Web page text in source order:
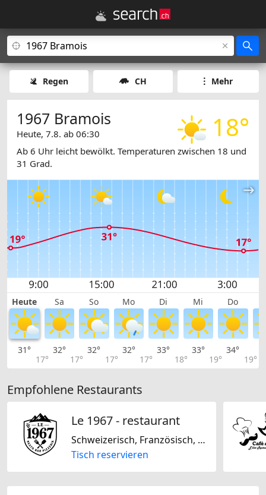
Regen CH Mehr
18°
1967 Bramois
Heute, 7.8. ab 06:30
Ab 6 Uhr leicht bewölkt. Temperaturen zwischen 18 und
31 Grad.
Heute Sa So Mo Di Mi Do
31°
17°
32°
17°
32°
17°
32°
17°
33°
18°
33°
19°
34°
19°
Empfohlene Restaurants
Le 1967 - restaurant
Schweizerisch, Französisch, Italienisch
Tisch reservieren